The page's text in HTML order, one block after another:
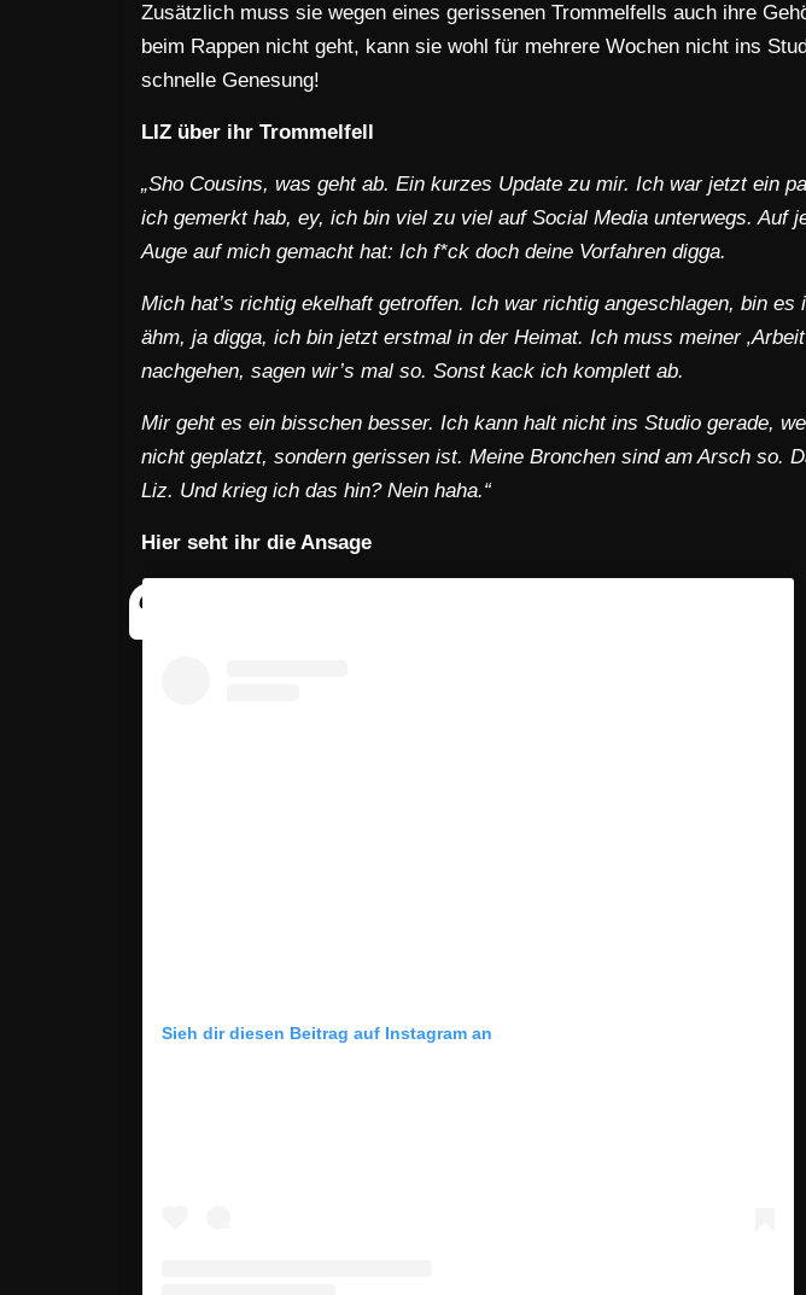
Zusätzlich muss sie wegen eines gerissenen Trommelfells auch ihre
beim Rappen nicht geht, kann sie wohl für mehrere Wochen nicht ins
schnelle Genesung!
LIZ über ihr Trommelfell
„Sho Cousins, was geht ab. Ein kurzes Update zu mir. Ich war jetzt ein
ich gemerkt hab, ey, ich bin viel zu viel auf Social Media unterwegs. Auf
Auge auf mich gemacht hat: Ich f*ck doch deine Vorfahren digga.
Mich hat’s richtig ekelhaft getroffen. Ich war richtig angeschlagen, bin es
ähm, ja digga, ich bin jetzt erstmal in der Heimat. Ich muss meiner
nachgehen, sagen wir’s mal so. Sonst kack ich komplett ab.
Mir geht es ein bisschen besser. Ich kann halt nicht ins Studio gerade,
nicht geplatzt, sondern gerissen ist. Meine Bronchen sind am Arsch so.
Liz. Und krieg ich das hin? Nein haha.“
Hier seht ihr die Ansage
Sieh dir diesen Beitrag auf Instagram an